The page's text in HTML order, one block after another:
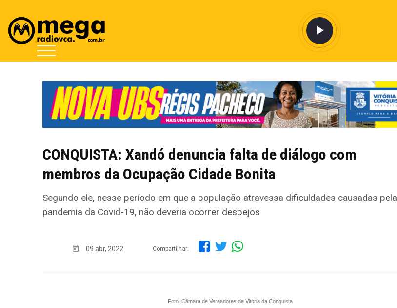
CONQUISTA: Xandó denuncia falta de diálogo com
membros da Ocupação Cidade Bonita
Segundo ele, nesse período em que a população atravessa dificuldades causadas pela
pandemia da Covid-19, não deveria ocorrer despejos
09 abr, 2022 Compartilhar:
Foto: Câmara de Vereadores de Vitória da Conquista